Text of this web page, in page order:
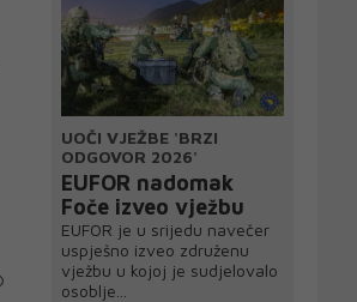
UOČI VJEŽBE 'BRZI
ODGOVOR 2026'
EUFOR nadomak
Foče izveo vježbu
EUFOR je u srijedu navečer
uspješno izveo združenu
vježbu u kojoj je sudjelovalo
osoblje...